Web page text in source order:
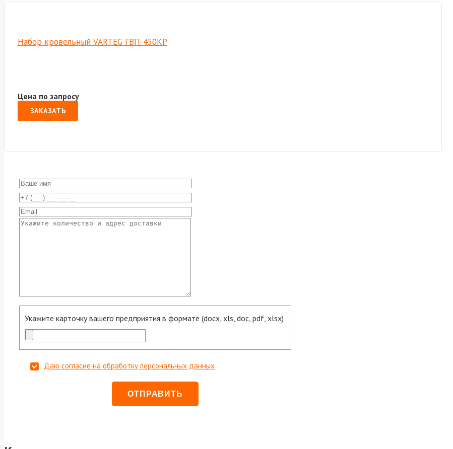
Набор кровельный VARTEG ГВП-450КР
Цена по запросу
ЗАКАЗАТЬ
Укажите карточку вашего предприятия в формате (docx, xls, doc, pdf, xlsx)
Даю согласие на обработку персональных данных